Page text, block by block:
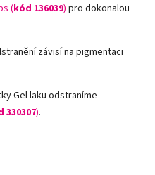
(kód 136039) pro dokonalou
závisí na pigmentaci
Gel laku odstraníme
330307).